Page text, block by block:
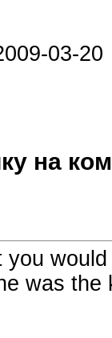
03-20
на
was